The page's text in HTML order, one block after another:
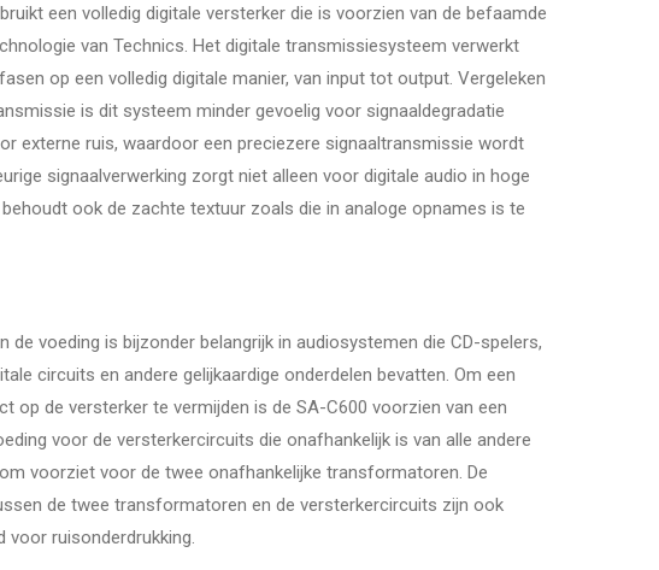
een volledig digitale versterker die is voorzien van de befaamde
van Technics. Het digitale transmissiesysteem verwerkt
op een volledig digitale manier, van input tot output. Vergeleken
is dit systeem minder gevoelig voor signaaldegradatie
externe ruis, waardoor een preciezere signaaltransmissie wordt
signaalverwerking zorgt niet alleen voor digitale audio in hoge
ook de zachte textuur zoals die in analoge opnames is te
de voeding is bijzonder belangrijk in audiosystemen die CD-spelers,
circuits en andere gelijkaardige onderdelen bevatten. Om een
op de versterker te vermijden is de SA-C600 voorzien van een
voor de versterkercircuits die onafhankelijk is van alle andere
voorziet voor de twee onafhankelijke transformatoren. De
de twee transformatoren en de versterkercircuits zijn ook
voor ruisonderdrukking.